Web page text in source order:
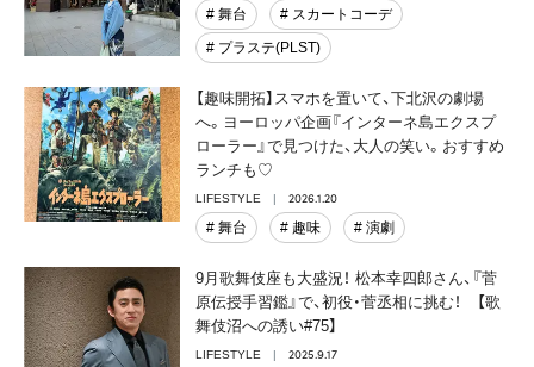
# 舞台
# スカートコーデ
# プラステ(PLST)
【趣味開拓】スマホを置いて、下北沢の劇場
へ。ヨーロッパ企画『インターネ島エクスプ
ローラー』で見つけた、大人の笑い。おすすめ
ランチも♡
LIFESTYLE
2026.1.20
# 舞台
# 趣味 # 演劇
9月歌舞伎座も大盛況！ 松本幸四郎さん、『菅
原伝授手習鑑』で、初役・菅丞相に挑む！ 【歌
舞伎沼への誘い#75】
LIFESTYLE
2025.9.17